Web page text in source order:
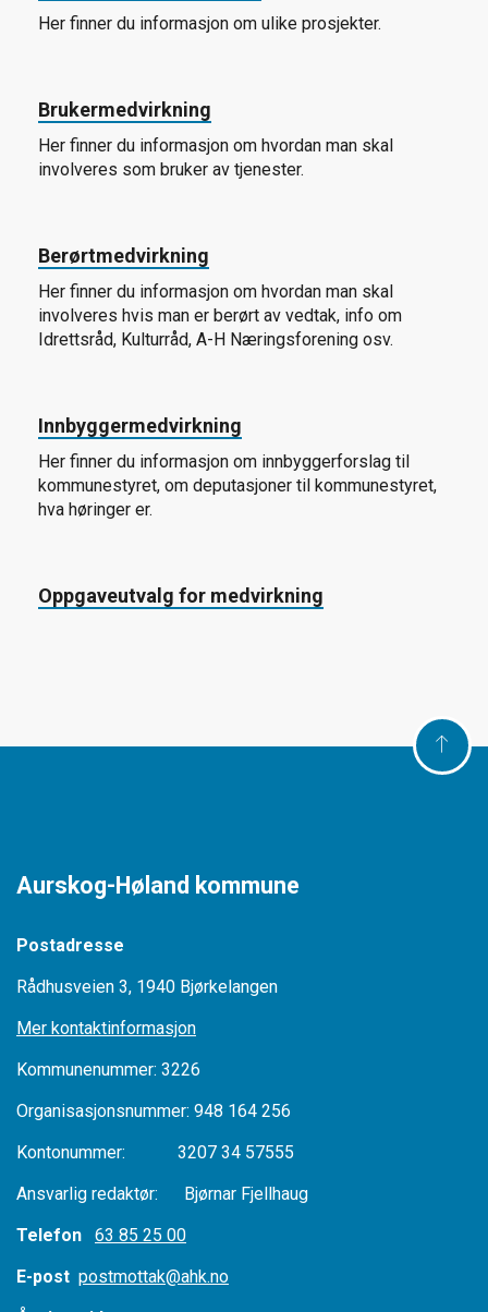
Her finner du informasjon om ulike prosjekter.
Brukermedvirkning
Her finner du informasjon om hvordan man skal
involveres som bruker av tjenester.
Berørtmedvirkning
Her finner du informasjon om hvordan man skal
involveres hvis man er berørt av vedtak, info om
Idrettsråd, Kulturråd, A-H Næringsforening osv.
Innbyggermedvirkning
Her finner du informasjon om innbyggerforslag til
kommunestyret, om deputasjoner til kommunestyret,
hva høringer er.
Oppgaveutvalg for medvirkning
Aurskog-Høland kommune
Postadresse
Rådhusveien 3, 1940 Bjørkelangen
Mer kontaktinformasjon
Kommunenummer: 3226
Organisasjonsnummer: 948 164 256
Kontonummer: 3207 34 57555
Ansvarlig redaktør: Bjørnar Fjellhaug
Telefon 63 85 25 00
E-post postmottak@ahk.no